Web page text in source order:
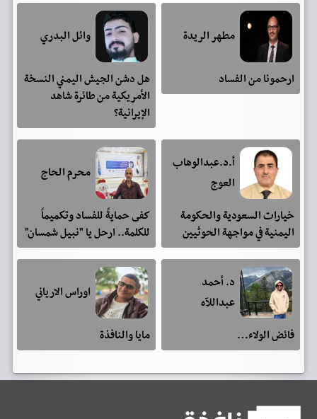
مطهر الريدة
ارحمونا من الفساد
وائل البدري
هل دشن الجيش اليمني النسخة
الأمريكية من طائرة شاهد
الإيرانية؟
أ.د.عبدالوهاب
العوج
خيارات السعودية والحكومة
اليمنية في مواجهة الحوثيين
محرم الحاج
كفى حمايةً للفساد وتكميماً
للكلمة.. ارحل يا "نبيل شمسان"
د. أحمد
عبداللآه
فائض الولاء…
اوراس الارياني
مايا والنافذة